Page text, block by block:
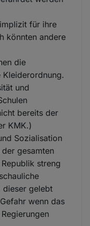
für ihre
könnten andere
die
Kleiderordnung.
und
bereits der
KMK.)
Sozialisation
gesamten
streng
dieser gelebt
wenn das